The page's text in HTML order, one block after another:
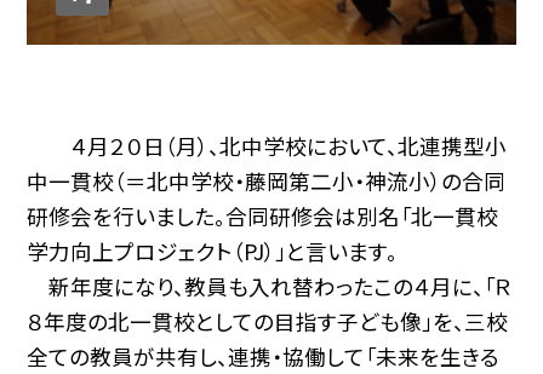
４月２０日（月）、北中学校において、北連携型小
中一貫校（＝北中学校・藤岡第二小・神流小）の合同
研修会を行いました。合同研修会は別名「北一貫校
学力向上プロジェクト（PJ）」と言います。
新年度になり、教員も入れ替わったこの４月に、「Ｒ
８年度の北一貫校としての目指す子ども像」を、三校
全ての教員が共有し、連携・協働して「未来を生きる